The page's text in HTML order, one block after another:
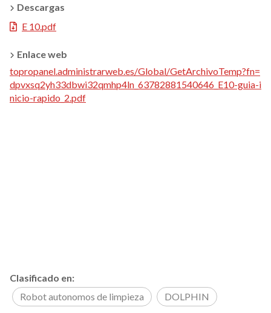
Descargas
E 10.pdf
Enlace web
topropanel.administrarweb.es/Global/GetArchivoTemp?fn=
dpvxsq2yh33dbwi32qmhp4ln_63782881540646_E10-guia-i
nicio-rapido_2.pdf
Clasificado en:
Robot autonomos de limpieza
DOLPHIN